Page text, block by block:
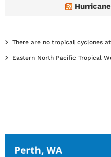
There are no tropical cyclones
Eastern North Pacific Tropical